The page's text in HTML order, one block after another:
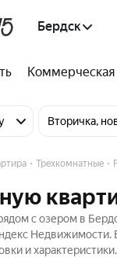
Бердск
Коммерческая
Вторичка,
Трехкомнатные
с озером в
Недвижимости.
и характеристики.